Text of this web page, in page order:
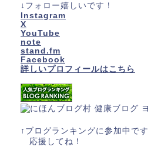
↓フォロー嬉しいです！
Instagram
X
YouTube
note
stand.fm
Facebook
詳しいプロフィールはこちら
↑ブログランキングに参加中です
応援してね！